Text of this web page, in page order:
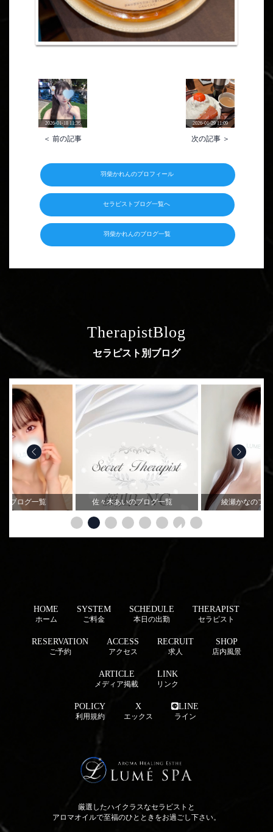
2026-01-18 11:36
＜ 前の記事
2026-01-29 11:09
次の記事 ＞
羽柴かれんのプロフィール
セラピストブログ一覧へ
羽柴かれんのブログ一覧
TherapistBlog
セラピスト別ブログ
のブログ一覧 佐々木あいのブログ一覧 綾瀬かなのブ
HOME
ホーム
SYSTEM
ご料金
SCHEDULE
本日の出勤
THERAPIST
セラピスト
RESERVATION
ご予約
ACCESS
アクセス
RECRUIT
求人
SHOP
店内風景
ARTICLE
メディア掲載
LINK
リンク
POLICY
利用規約
X
エックス
LINE
ライン
厳選したハイクラスなセラピストと
アロマオイルで至福のひとときをお過ごし下さい。